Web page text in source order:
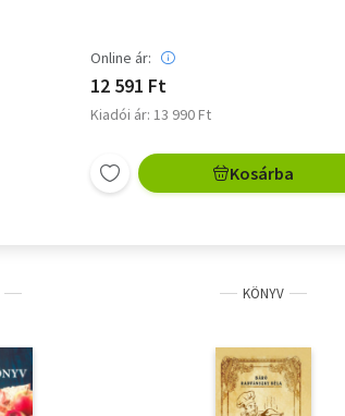
Online ár:
12 591 Ft
Kiadói ár: 13 990 Ft
Kosárba
KÖNYV